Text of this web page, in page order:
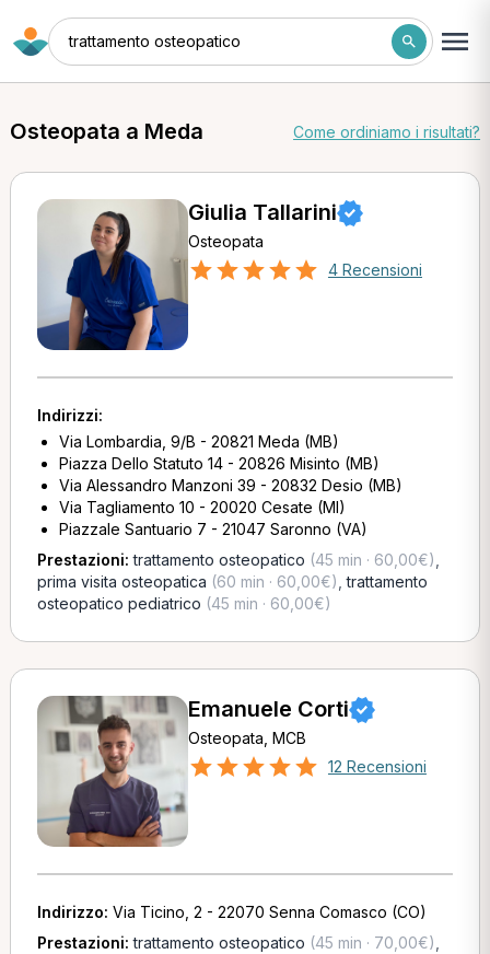
trattamento osteopatico
Osteopata a Meda Come ordiniamo i risultati?
Giulia Tallarini
Osteopata
4 Recensioni
Indirizzi:
Via Lombardia, 9/B - 20821 Meda (MB)
Piazza Dello Statuto 14 - 20826 Misinto (MB)
Via Alessandro Manzoni 39 - 20832 Desio (MB)
Via Tagliamento 10 - 20020 Cesate (MI)
Piazzale Santuario 7 - 21047 Saronno (VA)
Prestazioni:trattamento osteopatico (45 min · 60,00€)
prima visita osteopatica (60 min · 60,00€) ,trattamento
osteopatico pediatrico (45 min · 60,00€)
Emanuele Corti
Osteopata, MCB
12 Recensioni
Indirizzo: Via Ticino, 2 - 22070 Senna Comasco (CO)
Prestazioni:trattamento osteopatico (45 min · 70,00€)